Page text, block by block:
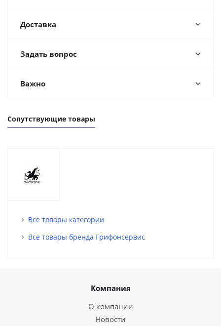
Доставка
Задать вопрос
Важно
Сопутствующие товары
Все товары категории
Все товары бренда Грифонсервис
Компания
О компании
Новости